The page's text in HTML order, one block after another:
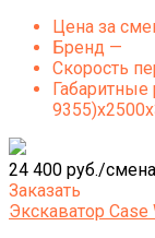
Цена за
Бренд —
Скорость
24 400 руб./
Заказать
Экскаватор Case